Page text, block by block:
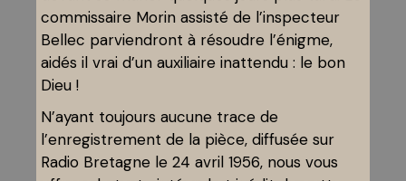
commissaire Morin assisté de l’inspecteur
Bellec parviendront à résoudre l’énigme,
aidés il vrai d’un auxiliaire inattendu : le bon
Dieu !
N’ayant toujours aucune trace de
l’enregistrement de la pièce, diffusée sur
Radio Bretagne le 24 avril 1956, nous vous